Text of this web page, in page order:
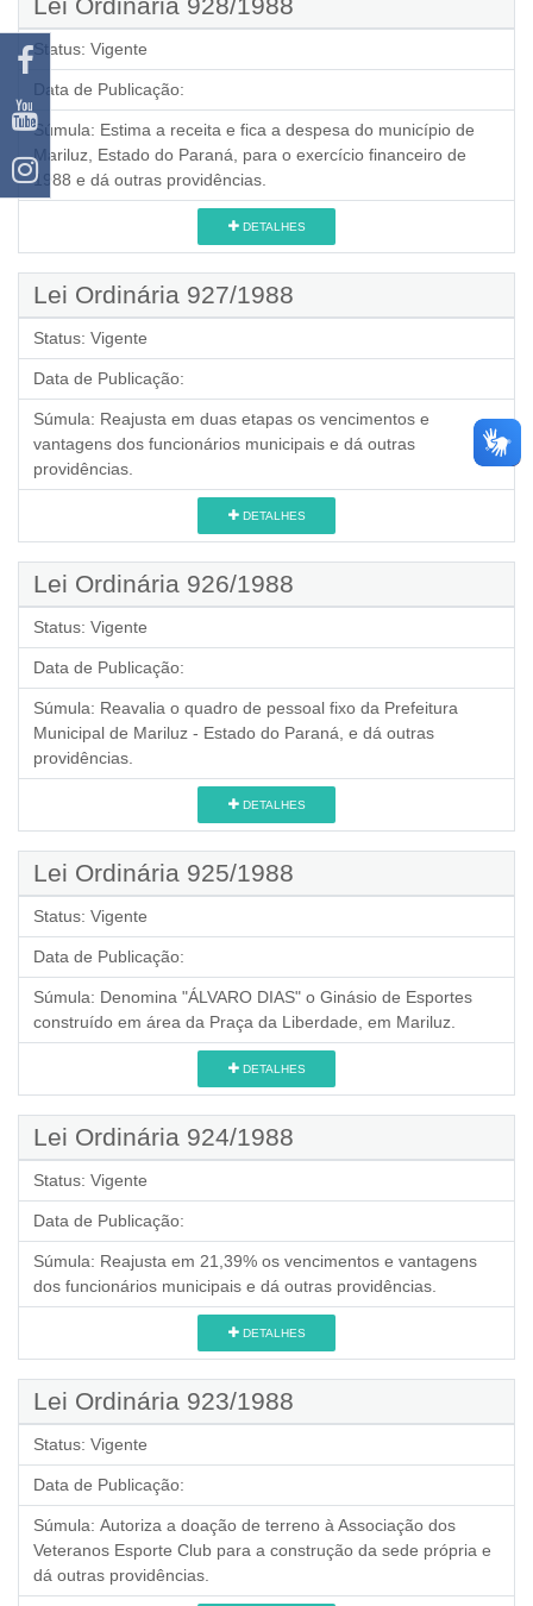
Status: Vigente
Data de Publicação:
Súmula: Estima a receita e fica a despesa do município de
Mariluz, Estado do Paraná, para o exercício financeiro de
1988 e dá outras providências.
DETALHES
Lei Ordinária 927/1988
Status: Vigente
Data de Publicação:
Súmula: Reajusta em duas etapas os vencimentos e
vantagens dos funcionários municipais e dá outras
providências.
DETALHES
Lei Ordinária 926/1988
Status: Vigente
Data de Publicação:
Súmula: Reavalia o quadro de pessoal fixo da Prefeitura
Municipal de Mariluz - Estado do Paraná, e dá outras
providências.
DETALHES
Lei Ordinária 925/1988
Status: Vigente
Data de Publicação:
Súmula: Denomina "ÁLVARO DIAS" o Ginásio de Esportes
construído em área da Praça da Liberdade, em Mariluz.
DETALHES
Lei Ordinária 924/1988
Status: Vigente
Data de Publicação:
Súmula: Reajusta em 21,39% os vencimentos e vantagens
dos funcionários municipais e dá outras providências.
DETALHES
Lei Ordinária 923/1988
Status: Vigente
Data de Publicação:
Súmula: Autoriza a doação de terreno à Associação dos
Veteranos Esporte Club para a construção da sede própria e
dá outras providências.